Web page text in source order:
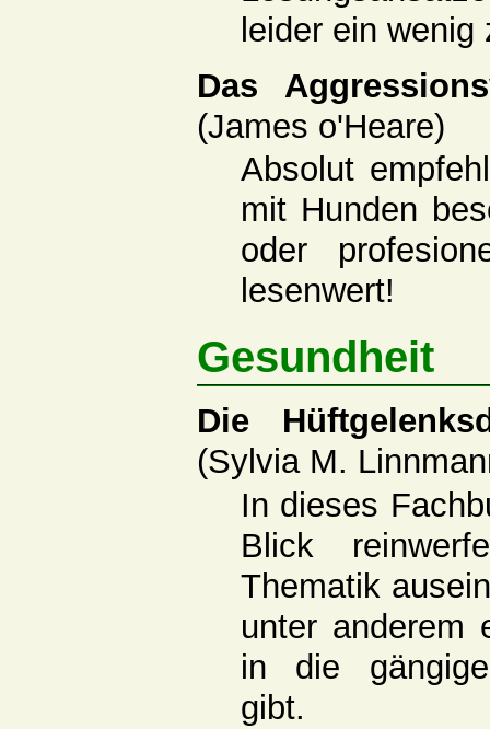
leider ein
Das
(James o'Heare)
Absolut
mit Hunden
oder
lesenwert!
Gesundheit
Die
(Sylvia M.
In dieses
Blick
Thematik
unter anderem
in die
gibt.